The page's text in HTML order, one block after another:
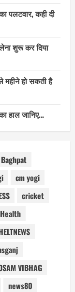
पलटवार, कही दी
शुरू कर दिया
महीने हो सकती है
हाल जानिए…
Baghpat
cm yogi
cricket
Health
VIBHAG
news80